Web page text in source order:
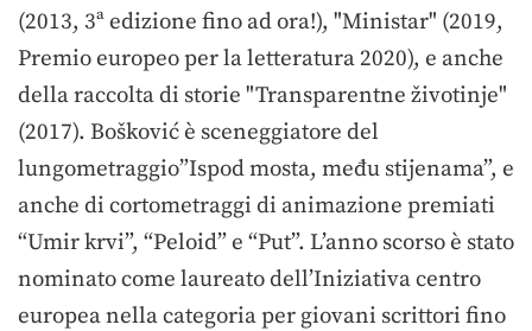
(2013, 3ª edizione fino ad ora!), "Ministar" (2019,
Premio europeo per la letteratura 2020), e anche
della raccolta di storie "Transparentne životinje"
(2017). Bošković è sceneggiatore del
lungometraggio”Ispod mosta, među stijenama”, e
anche di cortometraggi di animazione premiati
“Umir krvi”, “Peloid” e “Put”. L’anno scorso è stato
nominato come laureato dell’Iniziativa centro
europea nella categoria per giovani scrittori fino